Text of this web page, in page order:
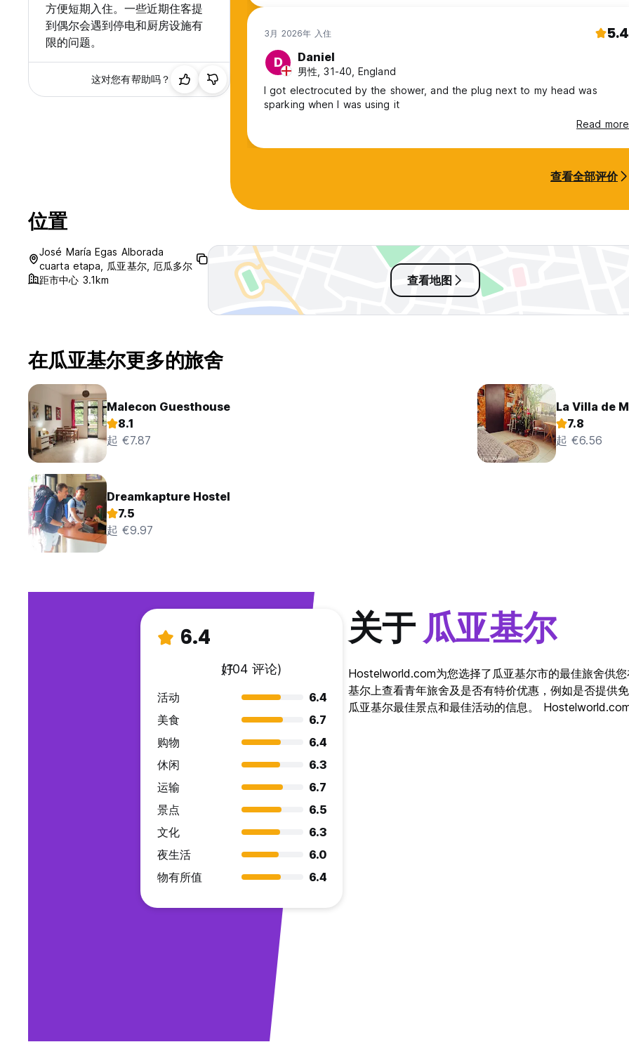
方便短期入住。一些近期住客提
到偶尔会遇到停电和厨房设施有
限的问题。
这对您有帮助吗？
3月 2026年 入住 5.4
D Daniel
男性, 31-40, England
I got electrocuted by the shower, and the plug next to my head was
sparking when I was using it
Read more
查看全部评价
位置
José María Egas Alborada
cuarta etapa, 瓜亚基尔, 厄瓜多尔
距市中心 3.1km
查看地图
在瓜亚基尔更多的旅舍
Malecon Guesthouse
8.1
起 €7.87
La Villa de
7.8
起 €6.56
Dreamkapture Hostel
7.5
起 €9.97
6.4
好
(104 评论)
活动
6.4
美食
6.7
购物
6.4
休闲
6.3
运输
6.7
景点
6.5
文化
6.3
夜生活
6.0
物有所值
6.4
关于瓜亚基尔
Hostelworld.com为您选择了瓜亚基尔市的最佳旅舍供
基尔上查看青年旅舍及是否有特价优惠，例如是否提供
瓜亚基尔最佳景点和最佳活动的信息。